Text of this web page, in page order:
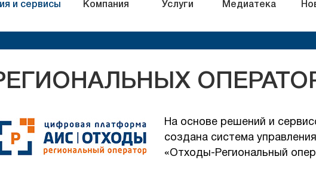
и сервисы Компания Услуги Медиатека
На основе решений и
создана система
«Отходы-Региональный